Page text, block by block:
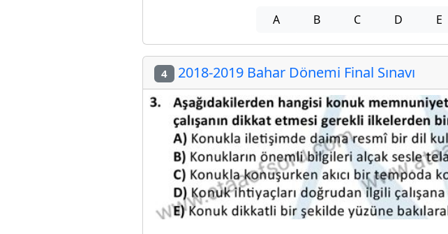
A B C D E
4 2018-2019 Bahar Dönemi Final Sınavı